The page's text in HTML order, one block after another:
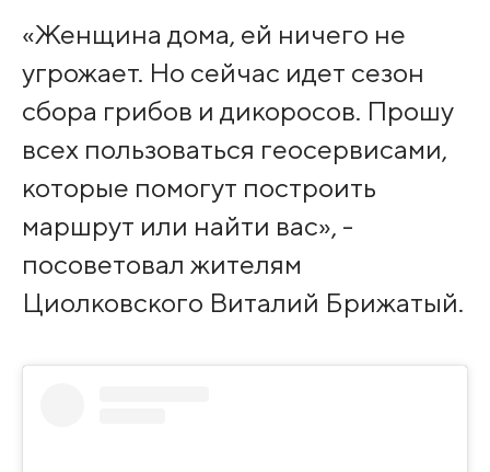
«Женщина дома, ей ничего не
угрожает. Но сейчас идет сезон
сбора грибов и дикоросов. Прошу
всех пользоваться геосервисами,
которые помогут построить
маршрут или найти вас», -
посоветовал жителям
Циолковского Виталий Брижатый.